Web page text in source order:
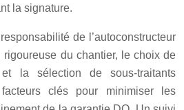
la signature.
de l’autoconstructeur
du chantier, le choix de
la sélection de sous-traitants
clés pour minimiser les